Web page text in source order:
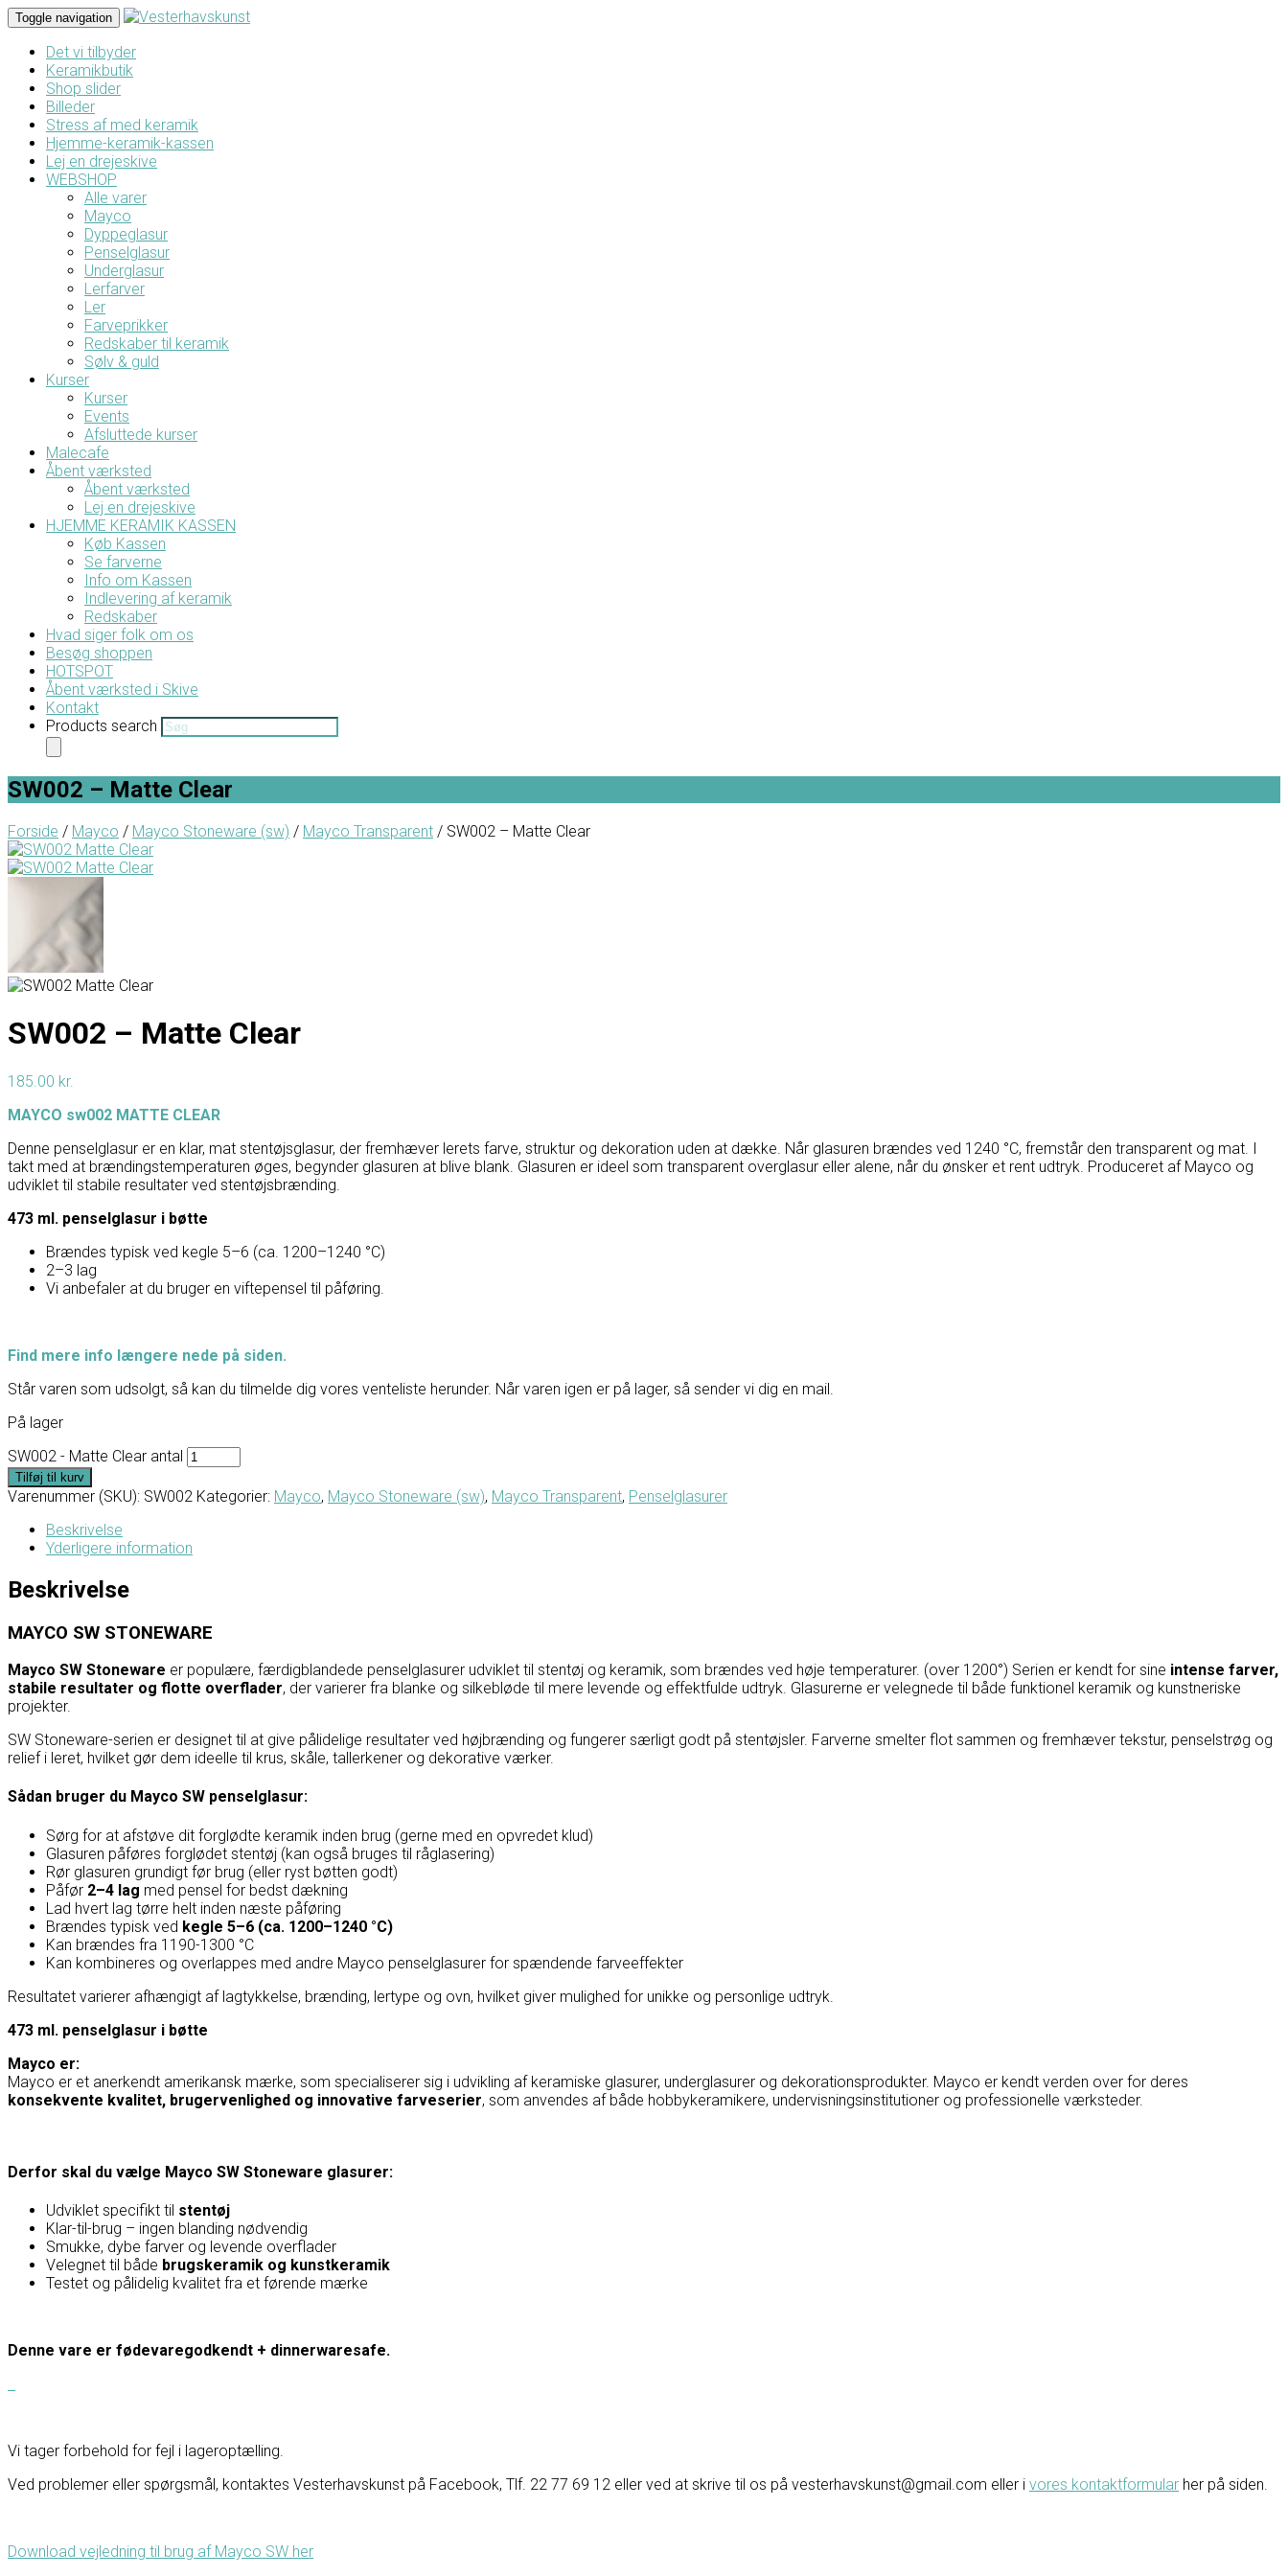
Toggle navigation
Det vi tilbyder
Keramikbutik
Shop slider
Billeder
Stress af med keramik
Hjemme-keramik-kassen
Lej en drejeskive
WEBSHOP
Alle varer
Mayco
Dyppeglasur
Penselglasur
Underglasur
Lerfarver
Ler
Farveprikker
Redskaber til keramik
Sølv & guld
Kurser
Kurser
Events
Afsluttede kurser
Malecafe
Åbent værksted
Åbent værksted
Lej en drejeskive
HJEMME KERAMIK KASSEN
Køb Kassen
Se farverne
Info om Kassen
Indlevering af keramik
Redskaber
Hvad siger folk om os
Besøg shoppen
HOTSPOT
Åbent værksted i Skive
Kontakt
Products search
SW002 – Matte Clear
Forside / Mayco / Mayco Stoneware (sw) / Mayco Transparent / SW002 – Matte Clear
SW002 – Matte Clear
185.00 kr.
MAYCO sw002 MATTE CLEAR
Denne penselglasur er en klar, mat stentøjsglasur, der fremhæver lerets farve, struktur og dekoration uden at dække. Når glasuren brændes ved 1240 °C, fremstår den transparent og mat. I
takt med at brændingstemperaturen øges, begynder glasuren at blive blank. Glasuren er ideel som transparent overglasur eller alene, når du ønsker et rent udtryk. Produceret af Mayco og
udviklet til stabile resultater ved stentøjsbrænding.
473 ml. penselglasur i bøtte
Brændes typisk ved kegle 5–6 (ca. 1200–1240 °C)
2–3 lag
Vi anbefaler at du bruger en viftepensel til påføring.
Find mere info længere nede på siden.
Står varen som udsolgt, så kan du tilmelde dig vores venteliste herunder. Når varen igen er på lager, så sender vi dig en mail.
På lager
SW002 - Matte Clear antal
Tilføj til kurv
Varenummer (SKU): SW002 Kategorier: Mayco, Mayco Stoneware (sw), Mayco Transparent, Penselglasurer
Beskrivelse
Yderligere information
Beskrivelse
MAYCO SW STONEWARE
Mayco SW Stoneware er populære, færdigblandede penselglasurer udviklet til stentøj og keramik, som brændes ved høje temperaturer. (over 1200°) Serien er kendt for sine intense farver,
stabile resultater og flotte overflader, der varierer fra blanke og silkebløde til mere levende og effektfulde udtryk. Glasurerne er velegnede til både funktionel keramik og kunstneriske
projekter.
SW Stoneware-serien er designet til at give pålidelige resultater ved højbrænding og fungerer særligt godt på stentøjsler. Farverne smelter flot sammen og fremhæver tekstur, penselstrøg og
relief i leret, hvilket gør dem ideelle til krus, skåle, tallerkener og dekorative værker.
Sådan bruger du Mayco SW penselglasur:
Sørg for at afstøve dit forglødte keramik inden brug (gerne med en opvredet klud)
Glasuren påføres forglødet stentøj (kan også bruges til råglasering)
Rør glasuren grundigt før brug (eller ryst bøtten godt)
Påfør 2–4 lag med pensel for bedst dækning
Lad hvert lag tørre helt inden næste påføring
Brændes typisk ved kegle 5–6 (ca. 1200–1240 °C)
Kan brændes fra 1190-1300 °C
Kan kombineres og overlappes med andre Mayco penselglasurer for spændende farveeffekter
Resultatet varierer afhængigt af lagtykkelse, brænding, lertype og ovn, hvilket giver mulighed for unikke og personlige udtryk.
473 ml. penselglasur i bøtte
Mayco er:
Mayco er et anerkendt amerikansk mærke, som specialiserer sig i udvikling af keramiske glasurer, underglasurer og dekorationsprodukter. Mayco er kendt verden over for deres
konsekvente kvalitet, brugervenlighed og innovative farveserier, som anvendes af både hobbykeramikere, undervisningsinstitutioner og professionelle værksteder.
Derfor skal du vælge Mayco SW Stoneware glasurer:
Udviklet specifikt til stentøj
Klar-til-brug – ingen blanding nødvendig
Smukke, dybe farver og levende overflader
Velegnet til både brugskeramik og kunstkeramik
Testet og pålidelig kvalitet fra et førende mærke
Denne vare er fødevaregodkendt + dinnerwaresafe.
Vi tager forbehold for fejl i lageroptælling.
Ved problemer eller spørgsmål, kontaktes Vesterhavskunst på Facebook, Tlf. 22 77 69 12 eller ved at skrive til os på vesterhavskunst@gmail.com eller i vores kontaktformular her på siden.
Download vejledning til brug af Mayco SW her